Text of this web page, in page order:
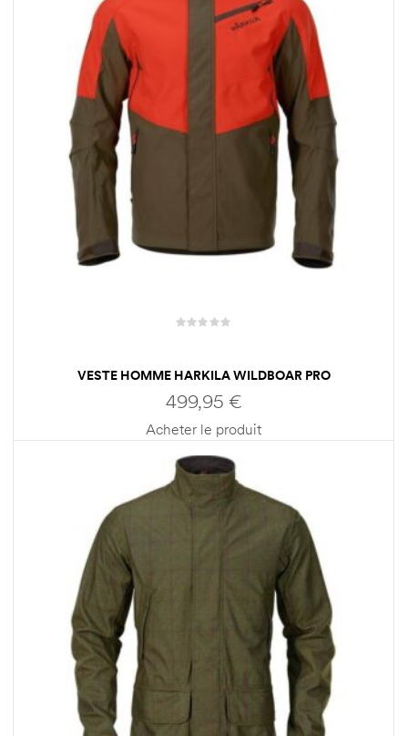
VESTE HOMME HARKILA WILDBOAR PRO
499,95 €
Acheter le produit